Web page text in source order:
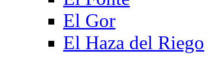
El Gor
El Haza del Riego